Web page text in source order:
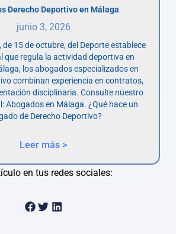
Derecho Deportivo en Málaga
junio 3, 2026
15 de octubre, del Deporte establece
que regula la actividad deportiva en
los abogados especializados en
combinan experiencia en contratos,
disciplinaria. Consulte nuestro
Abogados en Málaga. ¿Qué hace un
de Derecho Deportivo?
Leer más >
en tus redes sociales: